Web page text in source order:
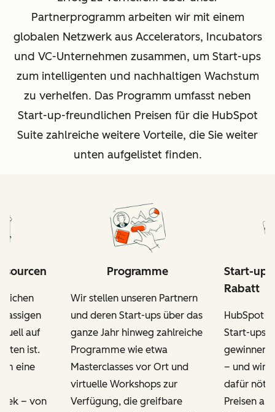
Partnerprogramm arbeiten wir mit einem
globalen Netzwerk aus Accelerators, Incubators
und VC-Unternehmen zusammen, um Start-ups
zum intelligenten und nachhaltigen Wachstum
zu verhelfen. Das Programm umfasst neben
Start-up-freundlichen Preisen für die HubSpot
Suite zahlreiche weitere Vorteile, die Sie weiter
unten aufgelistet finden.
auf
ist.
eine
– von
Programme
Wir stellen unseren Partnern
und deren Start-ups über das
ganze Jahr hinweg zahlreiche
Programme wie etwa
Masterclasses vor Ort und
virtuelle Workshops zur
Verfügung, die greifbare
Start-
Rabatt
HubSpot
Start-ups,
gewinnen
– und wir
dafür
Preisen